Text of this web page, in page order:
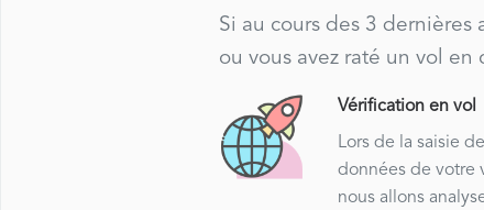
Si au cours des 3 dernières
ou vous avez raté un vol
Vérification en vol
Lors de la saisie
données de votre
nous allons